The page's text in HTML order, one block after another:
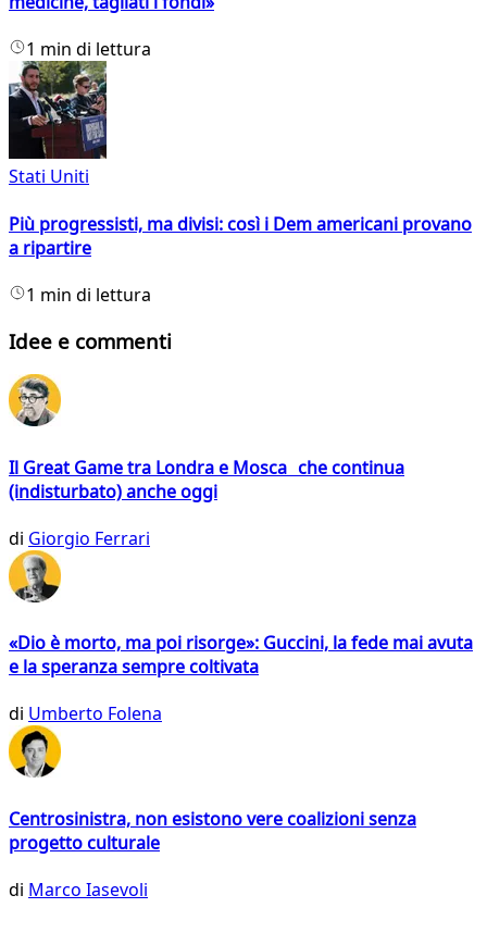
1 min di lettura
Stati Uniti
Più progressisti, ma divisi: così i Dem americani provano
a ripartire
1 min di lettura
Idee e commenti
Il Great Game tra Londra e Mosca che continua
(indisturbato) anche oggi
di Giorgio Ferrari
«Dio è morto, ma poi risorge»: Guccini, la fede mai avuta
e la speranza sempre coltivata
di Umberto Folena
Centrosinistra, non esistono vere coalizioni senza
progetto culturale
di Marco Iasevoli